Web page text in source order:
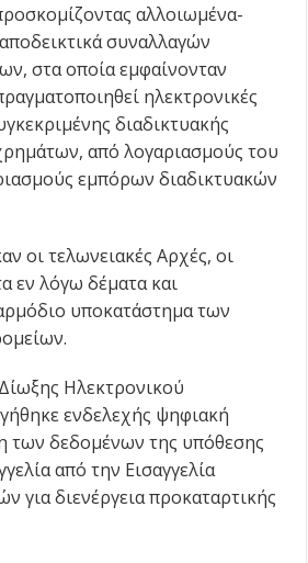
αλλοιωμένα-
συναλλαγών
στα οποία εμφαίνονταν
ηλεκτρονικές
διαδικτυακής
από λογαριασμούς του
εμπόρων διαδικτυακών
οι τελωνειακές Αρχές, οι
εν λόγω δέματα και
υποκατάστημα των
Ηλεκτρονικού
ενδελεχής ψηφιακή
των δεδομένων της υπόθεσης
από την Εισαγγελία
για διενέργεια προκαταρτικής